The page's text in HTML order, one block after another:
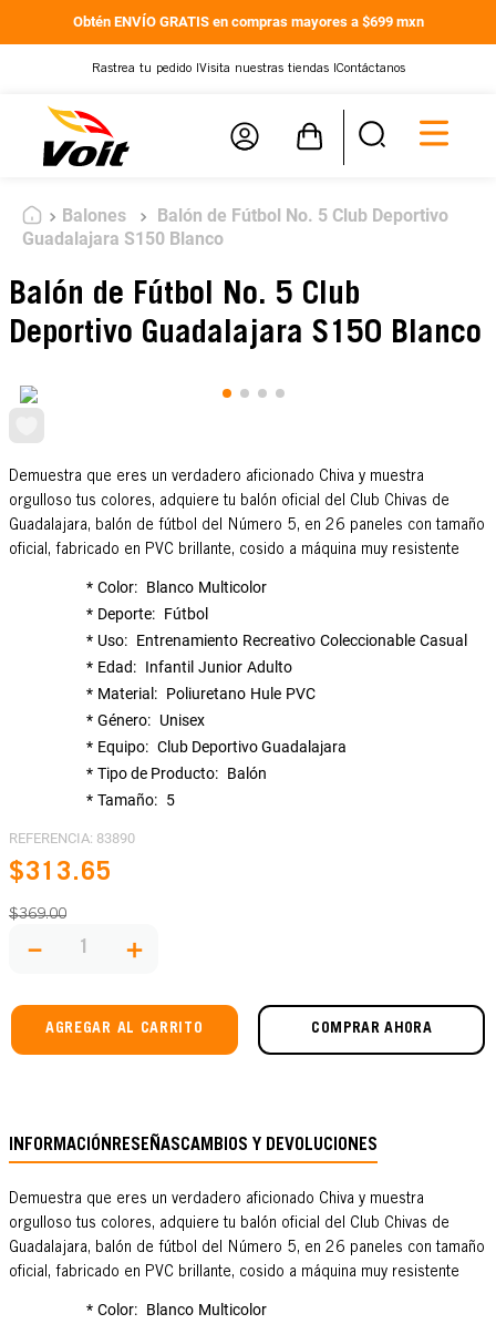
Obtén ENVÍO GRATIS en compras mayores a $699 mxn
Rastrea tu pedido | Visita nuestras tiendas | Contáctanos
Balones
Balón de Fútbol No. 5 Club Deportivo
Guadalajara S150 Blanco
Balón de Fútbol No. 5 Club
Deportivo Guadalajara S150 Blanco
Demuestra que eres un verdadero aficionado Chiva y muestra
orgulloso tus colores, adquiere tu balón oficial del Club Chivas de
Guadalajara, balón de fútbol del Número 5, en 26 paneles con tamaño
oficial, fabricado en PVC brillante, cosido a máquina muy resistente
Color Blanco Multicolor
Deporte
Fútbol
Uso
Entrenamiento Recreativo Coleccionable Casual
Edad
Infantil Junior Adulto
Material
Poliuretano Hule PVC
Género
Unisex
Equipo
Club Deportivo Guadalajara
Tipo de Producto
Balón
Tamaño
5
REFERENCIA: 83890
$313.65
$369.00
＋
－
AGREGAR AL CARRITO COMPRAR AHORA
INFORMACIÓNRESEÑASCAMBIOS Y DEVOLUCIONES
Demuestra que eres un verdadero aficionado Chiva y muestra
orgulloso tus colores, adquiere tu balón oficial del Club Chivas de
Guadalajara, balón de fútbol del Número 5, en 26 paneles con tamaño
oficial, fabricado en PVC brillante, cosido a máquina muy resistente
Color Blanco Multicolor